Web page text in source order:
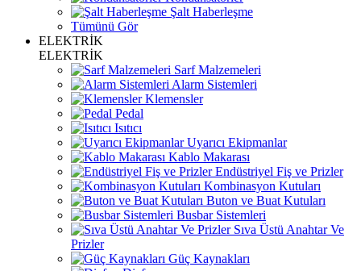
Şalt Haberleşme
Tümünü Gör
ELEKTRİK
ELEKTRİK
Sarf Malzemeleri
Alarm Sistemleri
Klemensler
Pedal
Isıtıcı
Uyarıcı Ekipmanlar
Kablo Makarası
Endüstriyel Fiş ve Prizler
Kombinasyon Kutuları
Buton ve Buat Kutuları
Busbar Sistemleri
Sıva Üstü Anahtar Ve
Prizler
Güç Kaynakları